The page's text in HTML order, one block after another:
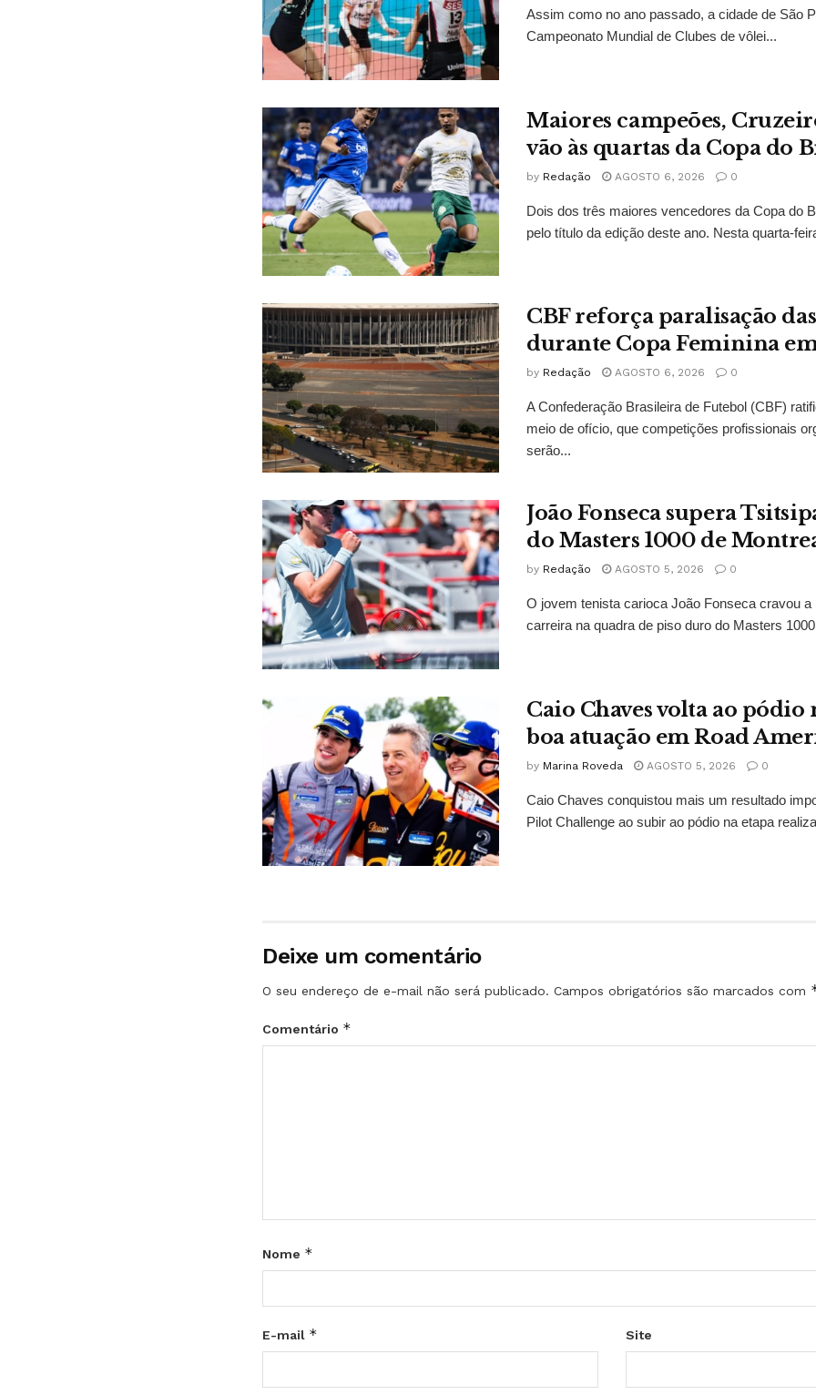
Assim como no ano passado, a cidade de São
Campeonato Mundial de Clubes de vôlei...
Maiores campeões,
vão às quartas da Copa do
by Redação AGOSTO 6, 2026 0
Dois dos três maiores vencedores da Copa do
pelo título da edição deste ano. Nesta quarta-
CBF reforça paralisação
durante Copa Feminina
by Redação AGOSTO 6, 2026 0
A Confederação Brasileira de Futebol (CBF)
meio de ofício, que competições profissionais
serão...
João Fonseca supera
do Masters 1000 de
by Redação AGOSTO 5, 2026 0
O jovem tenista carioca João Fonseca cravou a
carreira na quadra de piso duro do Masters
Caio Chaves volta ao pódio
boa atuação em Road
by Marina Roveda AGOSTO 5, 2026 0
Caio Chaves conquistou mais um resultado
Pilot Challenge ao subir ao pódio na etapa
Deixe um comentário
O seu endereço de e-mail não será publicado. Campos obrigatórios são marcados com
Comentário *
Nome *
E-mail * Site